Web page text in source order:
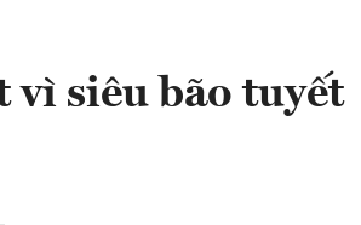
siêu bão tuyết